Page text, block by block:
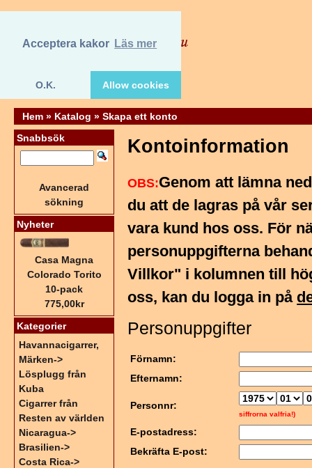
Acceptera kakor Läs mer
O.K. Allow cookies
Hem » Katalog » Skapa ett konto
Kontoinformation
OBS:Genom att lämna
du att de lagras på vår
vara kund hos oss. För
personuppgifterna
Villkor" i kolumnen till
oss, kan du logga in på
Personuppgifter
Förnamn:
Efternamn:
Personnr:
siffrorna valfria!)
E-postadress:
Bekräfta E-post:
Snabbsök
Avancerad
sökning
Nyheter
Casa Magna
Colorado Torito
10-pack
775,00kr
Kategorier
Havannacigarrer,
Märken->
Lösplugg från
Kuba
Cigarrer från
Resten av världen
Nicaragua->
Brasilien->
Costa Rica->